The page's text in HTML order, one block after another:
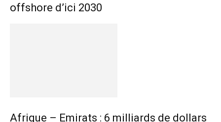
offshore d’ici 2030
Afrique – Emirats : 6 milliards de dollars